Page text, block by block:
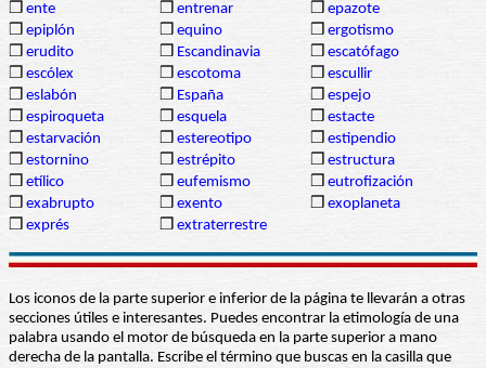
❒ ente ❒ entrenar ❒ epazote
❒ epiplón ❒ equino ❒ ergotismo
❒ erudito ❒ Escandinavia ❒ escatófago
❒ escólex ❒ escotoma ❒ escullir
❒ eslabón ❒ España ❒ espejo
❒ espiroqueta ❒ esquela ❒ estacte
❒ estarvación ❒ estereotipo ❒ estipendio
❒ estornino ❒ estrépito ❒ estructura
❒ etílico ❒ eufemismo ❒ eutrofización
❒ exabrupto ❒ exento ❒ exoplaneta
❒ exprés ❒ extraterrestre
Los iconos de la parte superior e inferior de la página te llevarán a otras
secciones útiles e interesantes. Puedes encontrar la etimología de una
palabra usando el motor de búsqueda en la parte superior a mano
derecha de la pantalla. Escribe el término que buscas en la casilla que